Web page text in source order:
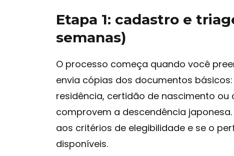
Etapa 1: cadastro e
semanas)
O processo começa quando você
envia cópias dos documentos básicos:
residência, certidão de nascimento
comprovem a descendência
aos critérios de elegibilidade e se o
disponíveis.